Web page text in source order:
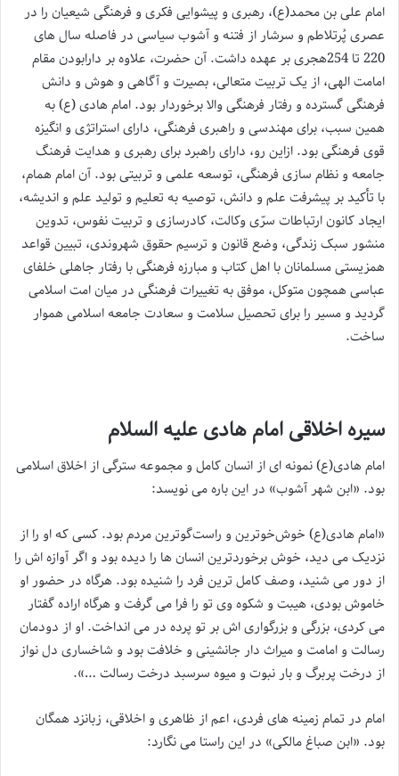
امام علی بن محمد(ع)، رهبری و پیشوایی فکری و فرهنگی شیعیان را در
عصری پُرتلاطم و سرشار از فتنه و آشوب سیاسی در فاصله سال های
220 تا 254هجری بر عهده داشت. آن حضرت، علاوه بر دارابودن مقام
امامت الهی، از یک تربیت متعالی، بصیرت و آگاهی و هوش و دانش
فرهنگی گسترده و رفتار فرهنگی والا برخوردار بود. امام هادی (ع) به
همین سبب، برای مهندسی و راهبری فرهنگی، دارای استراتژی و انگیزه
قوی فرهنگی بود. ازاین رو، دارای راهبرد برای رهبری و هدایت فرهنگ
جامعه و نظام سازی فرهنگی، توسعه علمی و تربیتی بود. آن امام همام،
با تأکید بر پیشرفت علم و دانش، توصیه به تعلیم و تولید علم و اندیشه،
ایجاد کانون ارتباطات سرّی وکالت، کادرسازی و تربیت نفوس، تدوین
منشور سبک زندگی، وضع قانون و ترسیم حقوق شهروندی، تبیین قواعد
همزیستی مسلمانان با اهل کتاب و مبارزه فرهنگی با رفتار جاهلی خلفای
عباسی همچون متوکل، موفق به تغییرات فرهنگی در میان امت اسلامی
گردید و مسیر را برای تحصیل سلامت و سعادت جامعه اسلامی هموار
ساخت.
سیره اخلاقی امام هادی علیه السلام
امام هادی(ع) نمونه ای از انسان کامل و مجموعه سترگی از اخلاق اسلامی
بود. «ابن شهر آشوب» در این باره می نویسد:
«امام هادی(ع) خوش‌خوترین و راست‌گوترین مردم بود. کسی که او را از
نزدیک می دید، خوش برخوردترین انسان ها را دیده بود و اگر آوازه اش را
از دور می شنید، وصف کامل ترین فرد را شنیده بود. هرگاه در حضور او
خاموش بودی، هیبت و شکوه وی تو را فرا می گرفت و هرگاه اراده گفتار
می کردی، بزرگی و بزرگواری اش بر تو پرده در می انداخت. او از دودمان
رسالت و امامت و میراث دار جانشینی و خلافت بود و شاخساری دل نواز
از درخت پربرگ و بار نبوت و میوه سرسبد درخت رسالت …».
امام در تمام زمینه های فردی، اعم از ظاهری و اخلاقی، زبانزد همگان
بود. «ابن صباغ مالکی» در این راستا می نگارد: